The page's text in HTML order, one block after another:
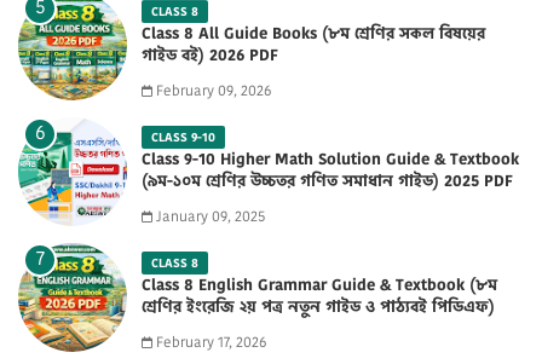
CLASS 8
Class 8 All Guide Books (৮ম শ্রেণির সকল বিষয়ের
গাইড বই) 2026 PDF
February 09, 2026
CLASS 9-10
Class 9-10 Higher Math Solution Guide & Textbook
(৯ম-১০ম শ্রেণির উচ্চতর গণিত সমাধান গাইড) 2025 PDF
January 09, 2025
CLASS 8
Class 8 English Grammar Guide & Textbook (৮ম
শ্রেণির ইংরেজি ২য় পত্র নতুন গাইড ও পাঠ্যবই পিডিএফ)
February 17, 2026